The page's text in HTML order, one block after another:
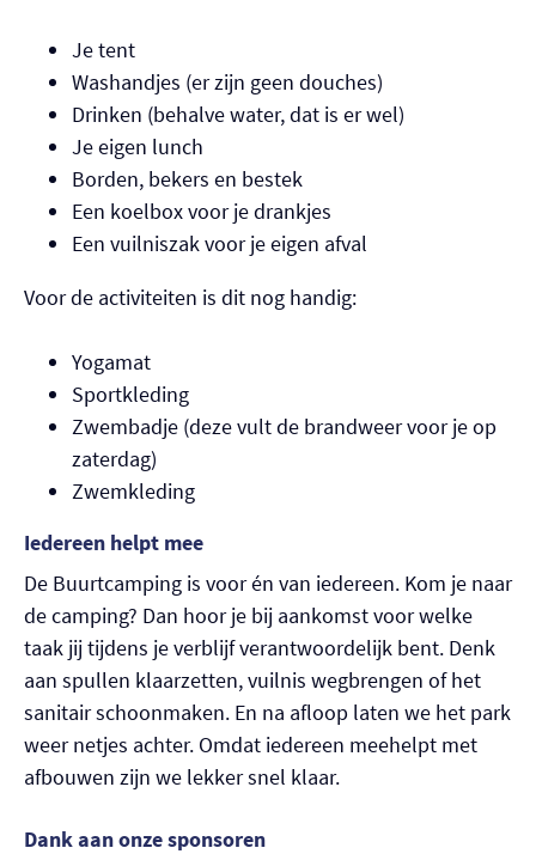
Je tent
Washandjes (er zijn geen douches)
Drinken (behalve water, dat is er wel)
Je eigen lunch
Borden, bekers en bestek
Een koelbox voor je drankjes
Een vuilniszak voor je eigen afval
Voor de activiteiten is dit nog handig:
Yogamat
Sportkleding
Zwembadje (deze vult de brandweer voor je op
zaterdag)
Zwemkleding
Iedereen helpt mee
De Buurtcamping is voor én van iedereen. Kom je naar
de camping? Dan hoor je bij aankomst voor welke
taak jij tijdens je verblijf verantwoordelijk bent. Denk
aan spullen klaarzetten, vuilnis wegbrengen of het
sanitair schoonmaken. En na afloop laten we het park
weer netjes achter. Omdat iedereen meehelpt met
afbouwen zijn we lekker snel klaar.
Dank aan onze sponsoren